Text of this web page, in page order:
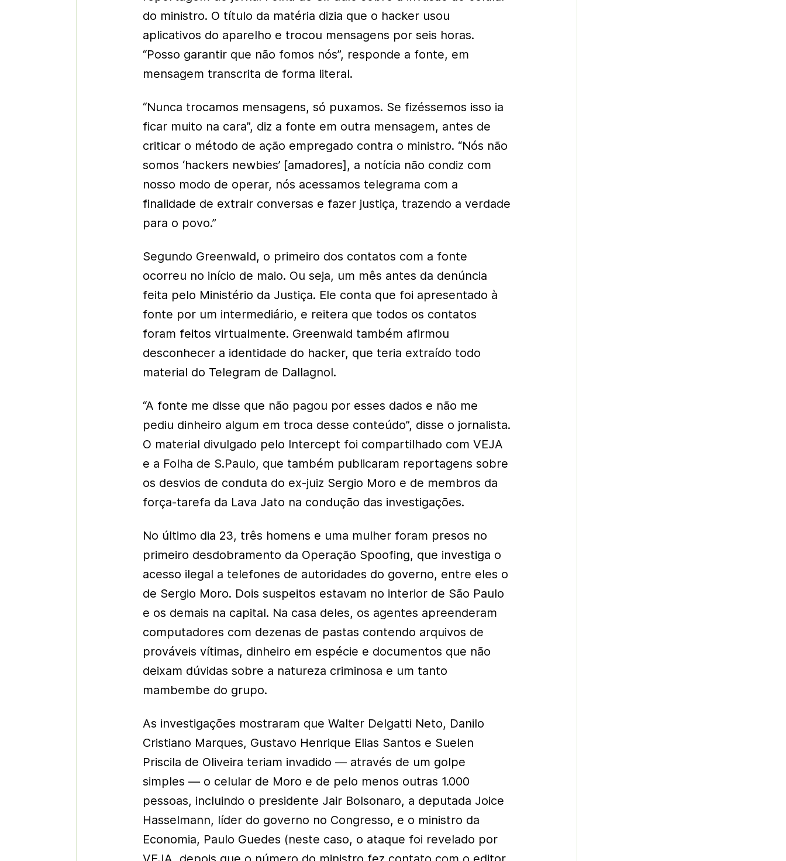
do ministro. O título da matéria dizia que o hacker usou
aplicativos do aparelho e trocou mensagens por seis horas.
“Posso garantir que não fomos nós”, responde a fonte, em
mensagem transcrita de forma literal.
“Nunca trocamos mensagens, só puxamos. Se fizéssemos isso ia
ficar muito na cara”, diz a fonte em outra mensagem, antes de
criticar o método de ação empregado contra o ministro. “Nós não
somos ‘hackers newbies’ [amadores], a notícia não condiz com
nosso modo de operar, nós acessamos telegrama com a
finalidade de extrair conversas e fazer justiça, trazendo a verdade
para o povo.”
Segundo Greenwald, o primeiro dos contatos com a fonte
ocorreu no início de maio. Ou seja, um mês antes da denúncia
feita pelo Ministério da Justiça. Ele conta que foi apresentado à
fonte por um intermediário, e reitera que todos os contatos
foram feitos virtualmente. Greenwald também afirmou
desconhecer a identidade do hacker, que teria extraído todo
material do Telegram de Dallagnol.
“A fonte me disse que não pagou por esses dados e não me
pediu dinheiro algum em troca desse conteúdo”, disse o jornalista.
O material divulgado pelo Intercept foi compartilhado com VEJA
e a Folha de S.Paulo, que também publicaram reportagens sobre
os desvios de conduta do ex-juiz Sergio Moro e de membros da
força-tarefa da Lava Jato na condução das investigações.
No último dia 23, três homens e uma mulher foram presos no
primeiro desdobramento da Operação Spoofing, que investiga o
acesso ilegal a telefones de autoridades do governo, entre eles o
de Sergio Moro. Dois suspeitos estavam no interior de São Paulo
e os demais na capital. Na casa deles, os agentes apreenderam
computadores com dezenas de pastas contendo arquivos de
prováveis vítimas, dinheiro em espécie e documentos que não
deixam dúvidas sobre a natureza criminosa e um tanto
mambembe do grupo.
As investigações mostraram que Walter Delgatti Neto, Danilo
Cristiano Marques, Gustavo Henrique Elias Santos e Suelen
Priscila de Oliveira teriam invadido — através de um golpe
simples — o celular de Moro e de pelo menos outras 1.000
pessoas, incluindo o presidente Jair Bolsonaro, a deputada Joice
Hasselmann, líder do governo no Congresso, e o ministro da
Economia, Paulo Guedes (neste caso, o ataque foi revelado por